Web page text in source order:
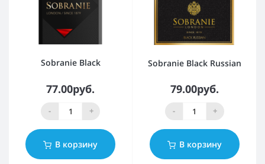
Sobranie Black
77.00руб.
- +
В корзину
Sobranie Black Russian
79.00руб.
- +
В корзину